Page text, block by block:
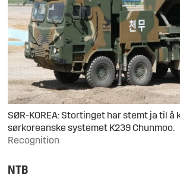
SØR-KOREA: Stortinget har stemt ja til å
sørkoreanske systemet K239 Chunmoo.
Recognition
NTB